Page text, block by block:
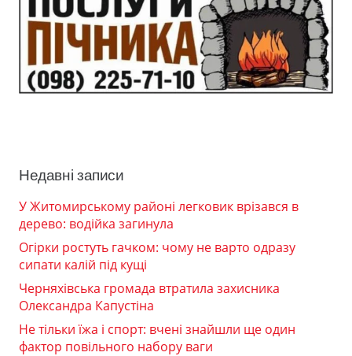
Недавні записи
У Житомирському районі легковик врізався в
дерево: водійка загинула
Огірки ростуть гачком: чому не варто одразу
сипати калій під кущі
Черняхівська громада втратила захисника
Олександра Капустіна
Не тільки їжа і спорт: вчені знайшли ще один
фактор повільного набору ваги